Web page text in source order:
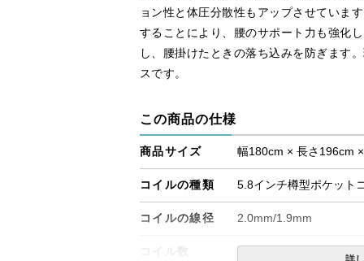
ョン性と体圧分散性もアップさせていま
することにより、腰のサポート力も強化
し、腰掛けたときの落ち込みを防ぎます
スです。
この商品の仕様
商品サイズ 幅180cm × 長さ196cm
コイルの種類 5.8インチ樽型ポケット
コイルの線径 2.0mm/1.9mm